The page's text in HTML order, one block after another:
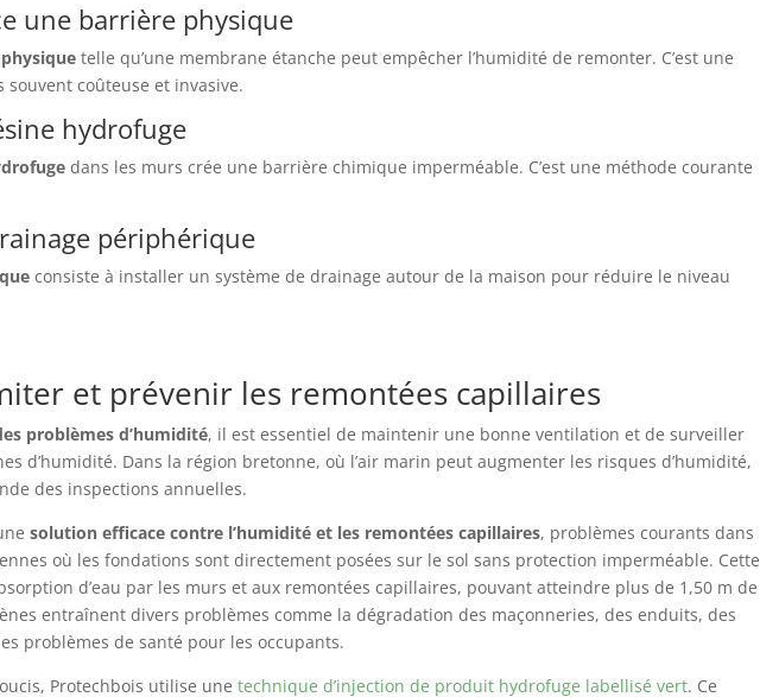
une barrière physique
telle qu’une membrane étanche peut empêcher l’humidité de remonter. C’est une
coûteuse et invasive.
hydrofuge
dans les murs crée une barrière chimique imperméable. C’est une méthode courante
périphérique
consiste à installer un système de drainage autour de la maison pour réduire le niveau
et prévenir les remontées capillaires
problèmes d’humidité, il est essentiel de maintenir une bonne ventilation et de surveiller
d’humidité. Dans la région bretonne, où l’air marin peut augmenter les risques d’humidité,
des inspections annuelles.
solution efficace contre l’humidité et les remontées capillaires, problèmes courants dans
où les fondations sont directement posées sur le sol sans protection imperméable. Cette
d’eau par les murs et aux remontées capillaires, pouvant atteindre plus de 1,50 m de
entraînent divers problèmes comme la dégradation des maçonneries, des enduits, des
problèmes de santé pour les occupants.
Protechbois utilise unetechnique d’injection de produit hydrofuge labellisé vert. Ce